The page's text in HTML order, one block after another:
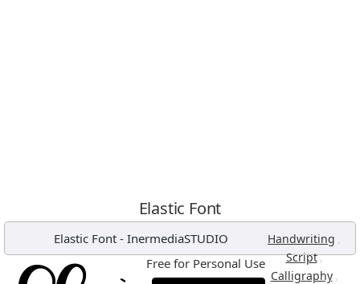
Elastic Font
Elastic Font - InermediaSTUDIO Handwriting ,
Script,
Calligraphy ,
Free for Personal Use